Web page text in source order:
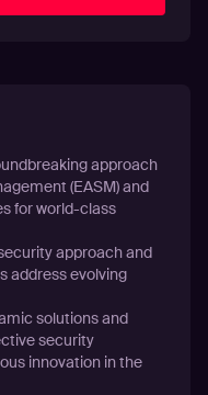
approach
(EASM) and
for world-class
approach and
address evolving
solutions and
security
innovation in the